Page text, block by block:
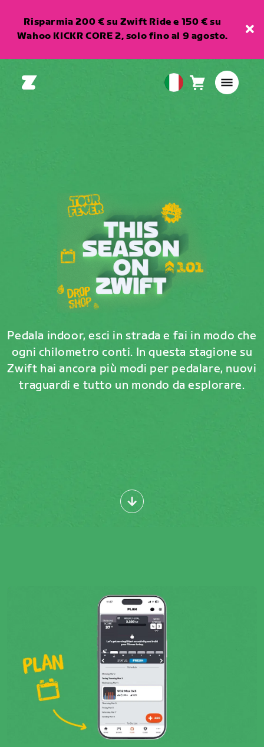
Risparmia 200 € su Zwift Ride e 150 € su
Wahoo KICKR CORE 2, solo fino al 9 agosto.
EuropeanCarrello0
Pedala indoor, esci in strada e fai in modo che
ogni chilometro conti. In questa stagione su
Zwift hai ancora più modi per pedalare, nuovi
traguardi e tutto un mondo da esplorare.